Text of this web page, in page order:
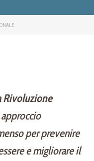
Rivoluzione
per prevenire
e migliorare il